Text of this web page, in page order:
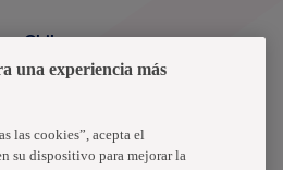
y condiciones
Chile
una experiencia más
las cookies”, acepta el
su dispositivo para mejorar la